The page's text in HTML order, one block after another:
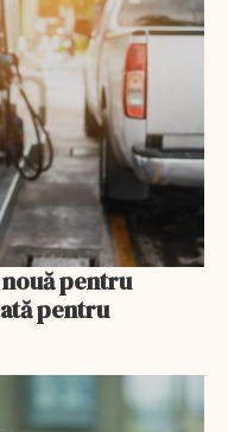
pentru
pentru